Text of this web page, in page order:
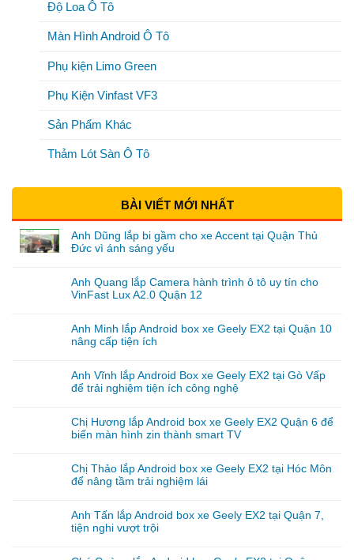
Độ Loa Ô Tô
Màn Hình Android Ô Tô
Phụ kiện Limo Green
Phụ Kiện Vinfast VF3
Sản Phẩm Khác
Thảm Lót Sàn Ô Tô
BÀI VIẾT MỚI NHẤT
Anh Dũng lắp bi gầm cho xe Accent tại Quận Thủ
Đức vì ánh sáng yếu
Anh Quang lắp Camera hành trình ô tô uy tín cho
VinFast Lux A2.0 Quận 12
Anh Minh lắp Android box xe Geely EX2 tại Quận 10
nâng cấp tiện ích
Anh Vĩnh lắp Android Box xe Geely EX2 tại Gò Vấp
để trải nghiệm tiện ích công nghệ
Chị Hương lắp Android box xe Geely EX2 Quận 6 để
biến màn hình zin thành smart TV
Chị Thảo lắp Android box xe Geely EX2 tại Hóc Môn
để nâng tầm trải nghiệm lái
Anh Tấn lắp Android box xe Geely EX2 tại Quận 7,
tiện nghi vượt trội